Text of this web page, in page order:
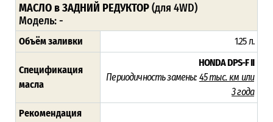
МАСЛО в ЗАДНИЙ РЕДУКТОР(для 4WD)
Модель: -
Объём заливки 1.25 л.
Спецификация
масла
HONDA DPS-F II
Периодичность замены: 45 тыс. км или
3 года
Рекомендация